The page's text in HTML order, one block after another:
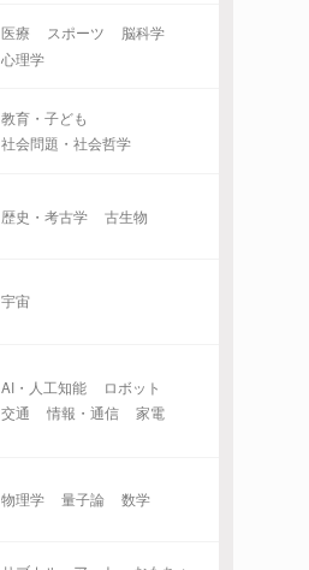
医療 スポーツ
脳科学
心理学
教育・子ども
社会問題・社会哲学
歴史・考古学 古生物
宇宙
AI・人工知能
ロボット
交通
情報・通信 家電
物理学 量子論 数学